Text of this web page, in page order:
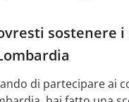
sostenere i
di partecipare ai